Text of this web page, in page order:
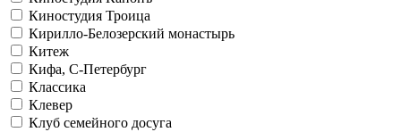
Киностудия Троица
Кирилло-Белозерский монастырь
Китеж
Кифа, С-Петербург
Классика
Клевер
Клуб семейного досуга